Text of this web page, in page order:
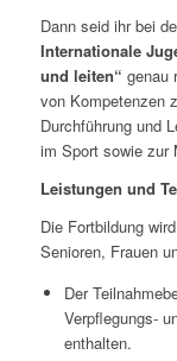
Dann seid ihr bei
Internationale
und leiten“ genau
von Kompetenzen
Durchführung und
im Sport sowie zur
Leistungen und
Die Fortbildung
Senioren, Frauen
Der
Verpflegungs-
enthalten.